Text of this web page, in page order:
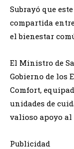
Subrayó que
compartida
el bienestar
El Ministro de
Gobierno de los
Comfort,
unidades de
valioso apoyo
Publicidad